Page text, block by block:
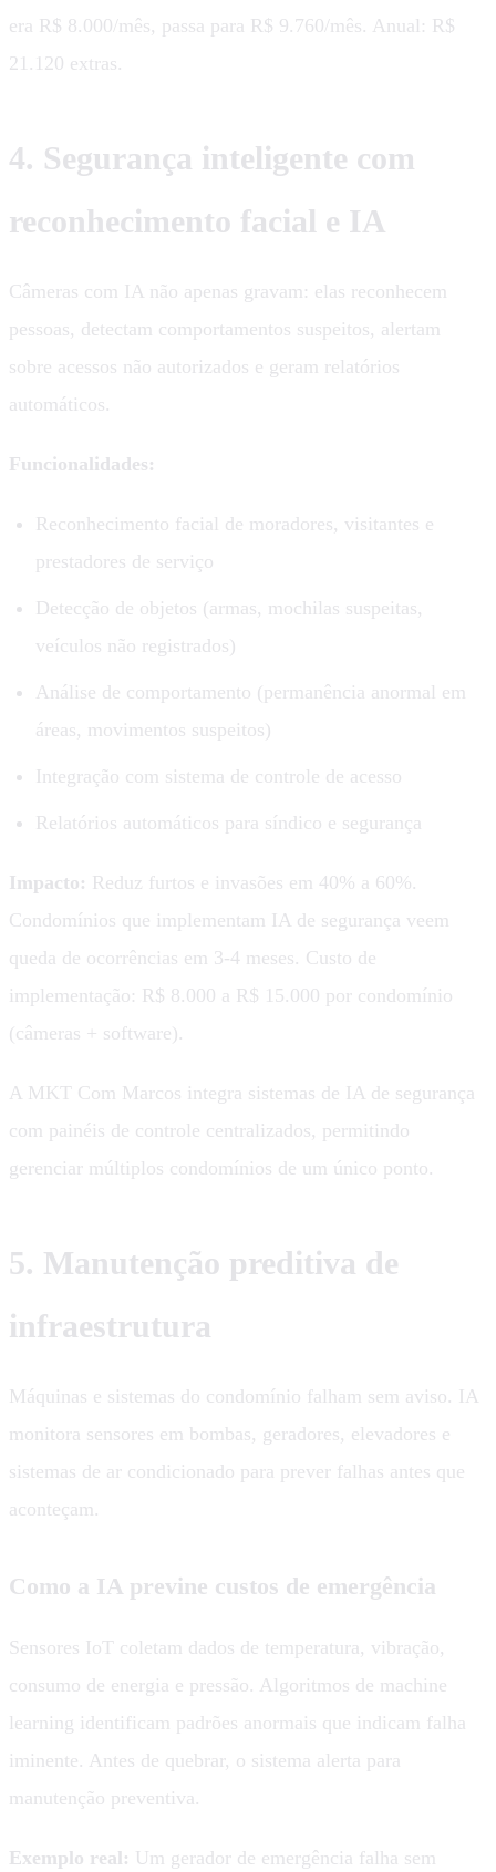
era R$ 8.000/mês, passa para R$ 9.760/mês. Anual: R$
21.120 extras.
4. Segurança inteligente com
reconhecimento facial e IA
Câmeras com IA não apenas gravam: elas reconhecem
pessoas, detectam comportamentos suspeitos, alertam
sobre acessos não autorizados e geram relatórios
automáticos.
Funcionalidades:
Reconhecimento facial de moradores, visitantes e
prestadores de serviço
Detecção de objetos (armas, mochilas suspeitas,
veículos não registrados)
Análise de comportamento (permanência anormal em
áreas, movimentos suspeitos)
Integração com sistema de controle de acesso
Relatórios automáticos para síndico e segurança
Impacto: Reduz furtos e invasões em 40% a 60%.
Condomínios que implementam IA de segurança veem
queda de ocorrências em 3-4 meses. Custo de
implementação: R$ 8.000 a R$ 15.000 por condomínio
(câmeras + software).
A MKT Com Marcos integra sistemas de IA de segurança
com painéis de controle centralizados, permitindo
gerenciar múltiplos condomínios de um único ponto.
5. Manutenção preditiva de
infraestrutura
Máquinas e sistemas do condomínio falham sem aviso. IA
monitora sensores em bombas, geradores, elevadores e
sistemas de ar condicionado para prever falhas antes que
aconteçam.
Como a IA previne custos de emergência
Sensores IoT coletam dados de temperatura, vibração,
consumo de energia e pressão. Algoritmos de machine
learning identificam padrões anormais que indicam falha
iminente. Antes de quebrar, o sistema alerta para
manutenção preventiva.
Exemplo real: Um gerador de emergência falha sem